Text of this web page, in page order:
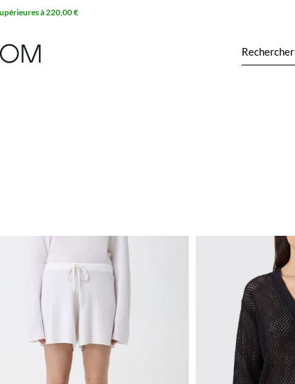
Rechercher
à 220,00 €